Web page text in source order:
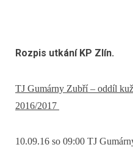
Rozpis utkání KP Zlín.
TJ Gumárny Zubří – oddíl
2016/2017
10.09.16 so 09:00 TJ